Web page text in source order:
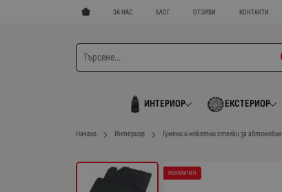
ЗА НАС БЛОГ ОТЗИВИ КОНТАКТИ
ИНТЕРИОР ЕКСТЕРИОР
Начало Интериор Гумени и мокетни стелки за автомобил
НЕНАЛИЧЕН